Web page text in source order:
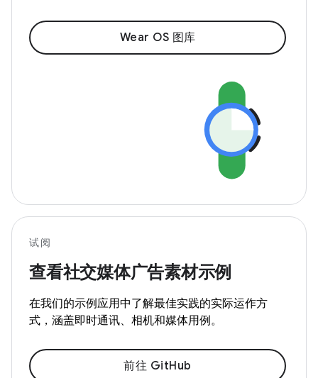
Wear OS 图库
试阅
查看社交媒体广告素材示例
在我们的示例应用中了解最佳实践的实际运作方
式，涵盖即时通讯、相机和媒体用例。
前往 GitHub